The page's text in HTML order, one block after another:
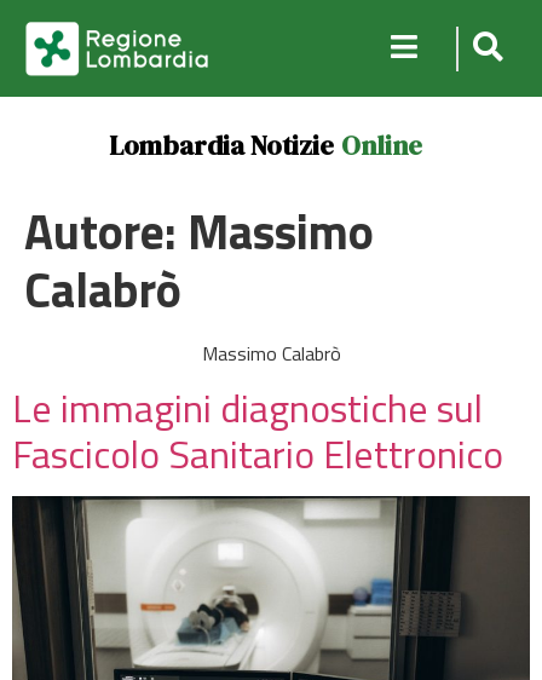
Lombardia Notizie Online
Autore: Massimo
Calabrò
Massimo Calabrò
Le immagini diagnostiche sul
Fascicolo Sanitario Elettronico